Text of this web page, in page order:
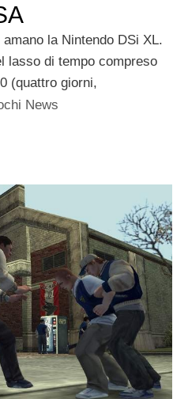
la Nintendo DSi XL.
lasso di tempo compreso
(quattro giorni,
News